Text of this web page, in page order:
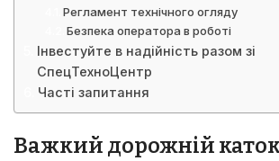
Регламент технічного огляду
Безпека оператора в роботі
Інвестуйте в надійність разом зі
СпецТехноЦентр
Часті запитання
Важкий дорожній